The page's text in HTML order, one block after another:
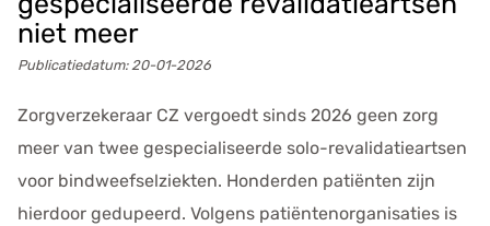
niet meer
Publicatiedatum:20-01-2026
Zorgverzekeraar CZ vergoedt sinds 2026 geen zorg
meer van twee gespecialiseerde solo-revalidatieartsen
voor bindweefselziekten. Honderden patiënten zijn
hierdoor gedupeerd. Volgens patiëntenorganisaties is